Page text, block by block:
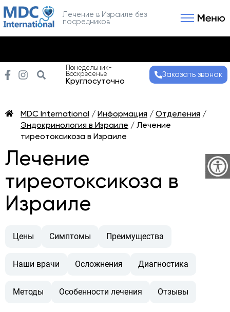
Лечение в Израиле без
посредников
Понедельник-
Воскресенье
Круглосуточно
Заказать звонок
MDC International / Информация / Отделения /
Эндокринология в Израиле / Лечение
тиреотоксикоза в Израиле
Лечение
тиреотоксикоза в
Израиле
Цены Симптомы Преимущества
Наши врачи Осложнения Диагностика
Методы Особенности лечения Отзывы